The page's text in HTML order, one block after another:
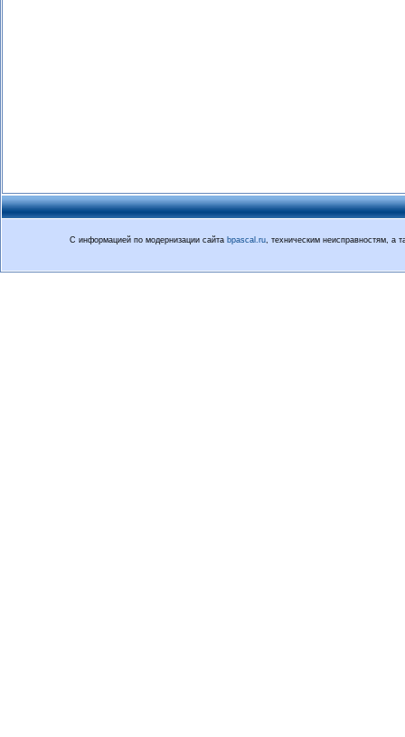
С информацией по модернизации сайта bpascal.ru, техническим неисправностям, а